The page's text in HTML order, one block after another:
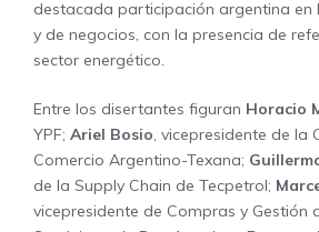
destacada participación argentina en
y de negocios, con la presencia de
sector energético.
Entre los disertantes figuran Horacio
YPF; Ariel Bosio, vicepresidente de la
Comercio Argentino-Texana;
de la Supply Chain de Tecpetrol;
vicepresidente de Compras y Gestión